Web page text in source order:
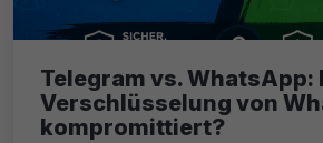
Telegram vs. WhatsApp:
Verschlüsselung von
kompromittiert?